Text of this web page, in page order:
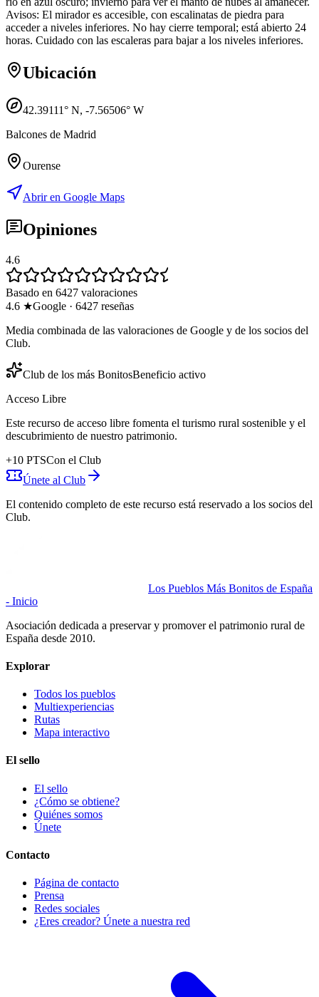
Avisos: El mirador es accesible, con escalinatas de piedra para
acceder a niveles inferiores. No hay cierre temporal; está abierto 24
horas. Cuidado con las escaleras para bajar a los niveles inferiores.
Ubicación
42.39111° N, -7.56506° W
Balcones de Madrid
Ourense
Abrir en Google Maps
Opiniones
4.6
Basado en 6427 valoraciones
4.6 ★Google · 6427 reseñas
Media combinada de las valoraciones de Google y de los socios del
Club.
Club de los más BonitosBeneficio activo
Acceso Libre
Este recurso de acceso libre fomenta el turismo rural sostenible y el
descubrimiento de nuestro patrimonio.
+10 PTSCon el Club
Únete al Club
El contenido completo de este recurso está reservado a los socios del
Club.
Los Pueblos Más Bonitos de España
- Inicio
Asociación dedicada a preservar y promover el patrimonio rural de
España desde 2010.
Explorar
Todos los pueblos
Multiexperiencias
Rutas
Mapa interactivo
El sello
El sello
¿Cómo se obtiene?
Quiénes somos
Únete
Contacto
Página de contacto
Prensa
Redes sociales
¿Eres creador? Únete a nuestra red